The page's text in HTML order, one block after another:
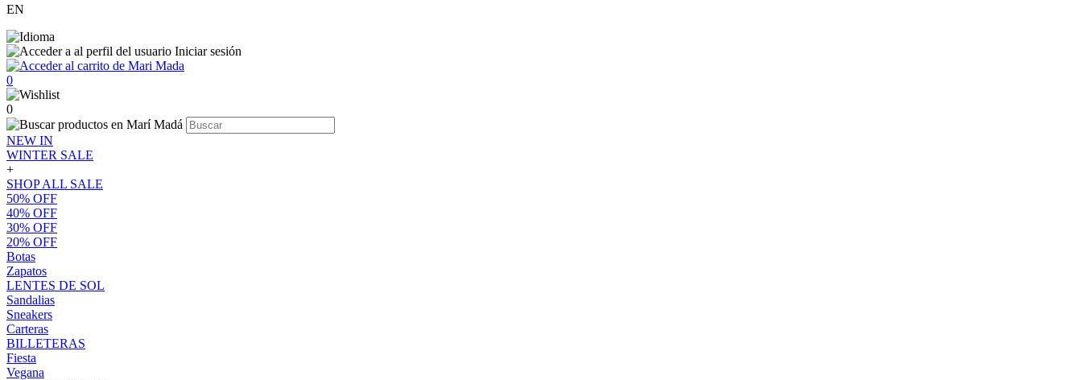
EN
Iniciar sesión
0
0
NEW IN
WINTER SALE
+
SHOP ALL SALE
50% OFF
40% OFF
30% OFF
20% OFF
Botas
Zapatos
LENTES DE SOL
Sandalias
Sneakers
Carteras
BILLETERAS
Fiesta
Vegana